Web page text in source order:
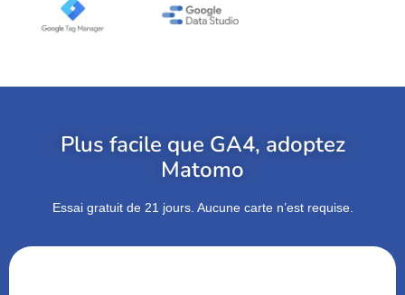
Plus facile que GA4, adoptez
Matomo
Essai gratuit de 21 jours. Aucune carte n’est requise.